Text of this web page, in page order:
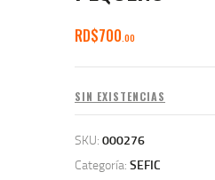
RD$700 00
SIN EXISTENCIAS
SKU: 000276
Categoría: SEFIC